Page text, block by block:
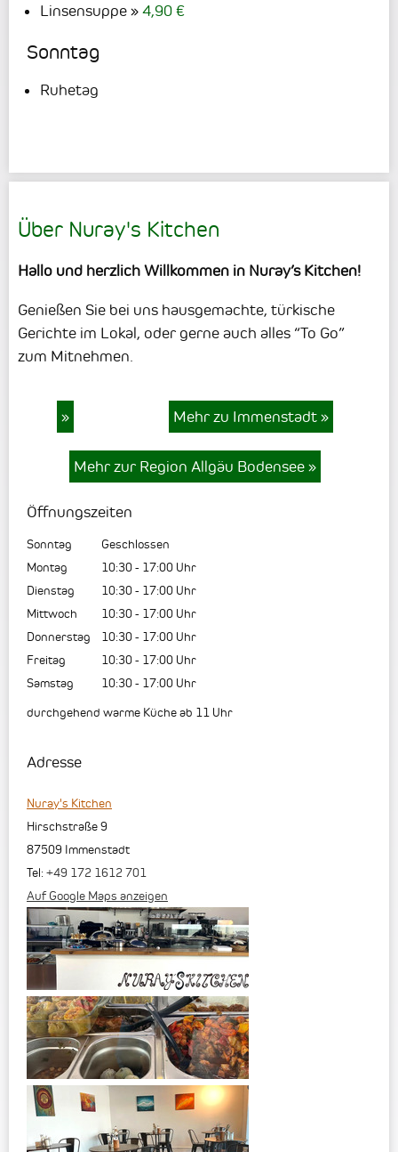
Linsensuppe
4,90 €
Sonntag
Ruhetag
Über Nuray's Kitchen
Hallo und herzlich Willkommen in Nuray’s Kitchen!
Genießen Sie bei uns hausgemachte, türkische
Gerichte im Lokal, oder gerne auch alles “To Go”
zum Mitnehmen.
» Mehr zu Immenstadt »
Mehr zur Region Allgäu Bodensee »
Öffnungszeiten
Sonntag
Geschlossen
Montag
10:30- 17:00 Uhr
Dienstag
10:30- 17:00 Uhr
Mittwoch
10:30- 17:00 Uhr
Donnerstag
10:30- 17:00 Uhr
Freitag
10:30- 17:00 Uhr
Samstag
10:30- 17:00 Uhr
durchgehend warme Küche ab 11 Uhr
Adresse
Nuray's Kitchen
Hirschstraße 9
87509 Immenstadt
Tel: +49 172 1612 701
Auf Google Maps anzeigen